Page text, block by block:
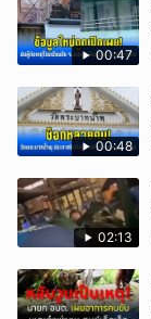
00:47
00:48
02:13